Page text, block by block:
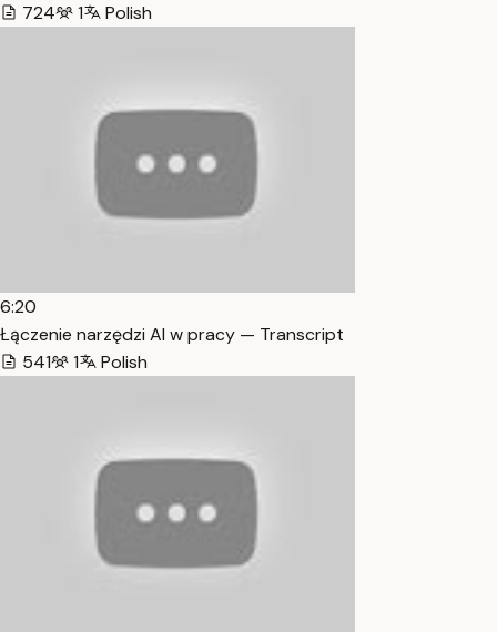
724
1 Polish
6:20
Łączenie narzędzi AI w pracy — Transcript
541
1 Polish